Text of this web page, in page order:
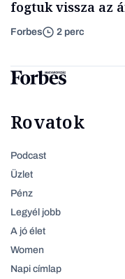
fogtuk vissza az
Forbes 2 perc
Rovatok
Podcast
Üzlet
Pénz
Legyél jobb
A jó élet
Women
Napi címlap